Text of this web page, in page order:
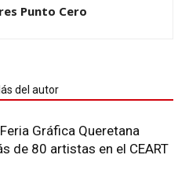
Punto Cero
del autor
Gráfica Queretana
de 80 artistas en el CEART